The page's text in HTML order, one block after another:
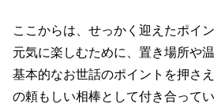
ここからは、せっかく迎えたポイ
元気に楽しむために、置き場所や
基本的なお世話のポイントを押さ
の頼もしい相棒として付き合って